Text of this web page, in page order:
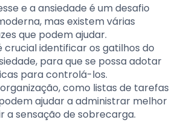
e a ansiedade é um desafio
mas existem várias
que podem ajudar.
crucial identificar os gatilhos do
para que se possa adotar
para controlá-los.
como listas de tarefas
ajudar a administrar melhor
a sensação de sobrecarga.